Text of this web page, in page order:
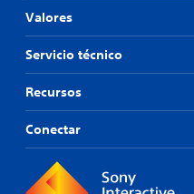
Valores
Servicio técnico
Recursos
Conectar